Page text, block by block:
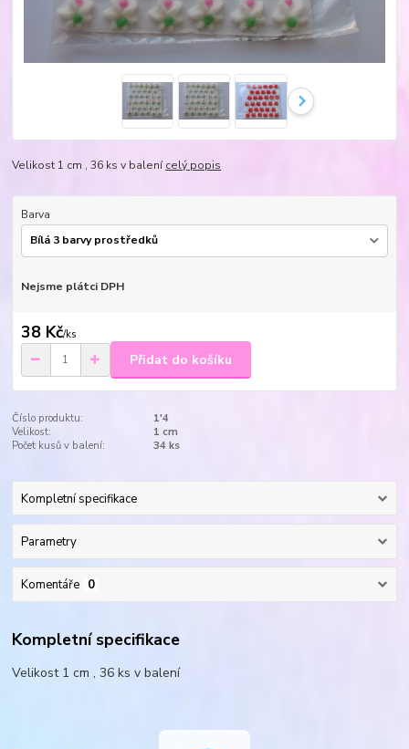
Velikost 1 cm , 36 ks v balenícelý popis
Barva
Nejsme plátci DPH
38 Kč/ks
Přidat do košíku
Číslo produktu:
1'4
Velikost:
1 cm
Počet kusů v balení:
34 ks
Kompletní specifikace
Parametry
Komentáře 0
Kompletní specifikace
Velikost 1 cm , 36 ks v balení